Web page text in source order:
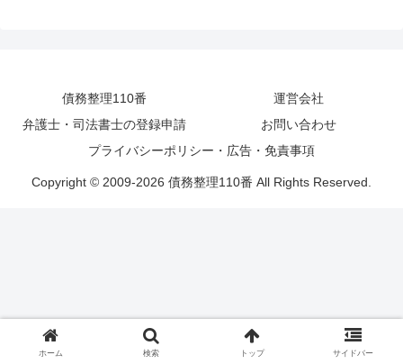
債務整理110番
運営会社
弁護士・司法書士の登録申請
お問い合わせ
プライバシーポリシー・広告・免責事項
Copyright © 2009-2026 債務整理110番 All Rights Reserved.
ホーム 検索 トップ サイドバー